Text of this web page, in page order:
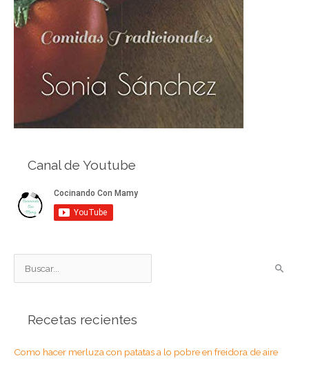
Canal de Youtube
u
r
Recetas recientes
Como hacer merluza con patatas a lo pobre en freidora de aire